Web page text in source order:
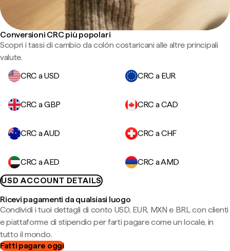
Conversioni CRC più popolari
Scopri i tassi di cambio da colón costaricani alle altre principali
valute.
CRC a USD
CRC a EUR
CRC a GBP CRC a CAD
CRC a AUD CRC a CHF
CRC a AED
CRC a AMD
USD ACCOUNT DETAILS
Ricevi pagamenti da qualsiasi luogo
Condividi i tuoi dettagli di conto USD, EUR, MXN e BRL con clienti
e piattaforme di stipendio per farti pagare come un locale, in
tutto il mondo.
Fatti pagare oggi